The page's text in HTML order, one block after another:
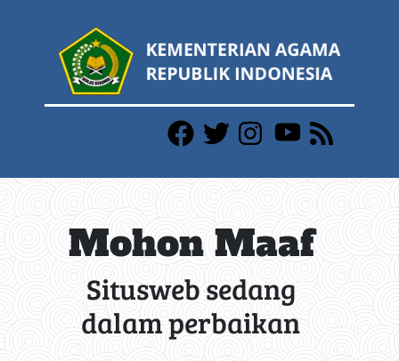
Mohon Maaf
Situsweb sedang
dalam perbaikan